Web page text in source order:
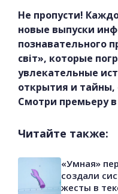
Не пропусти!
новые выпуски
познавательного
світ», которые
увлекательные
открытия и
Смотри премьеру в
Читайте также:
«Умная»
создали
жесты в